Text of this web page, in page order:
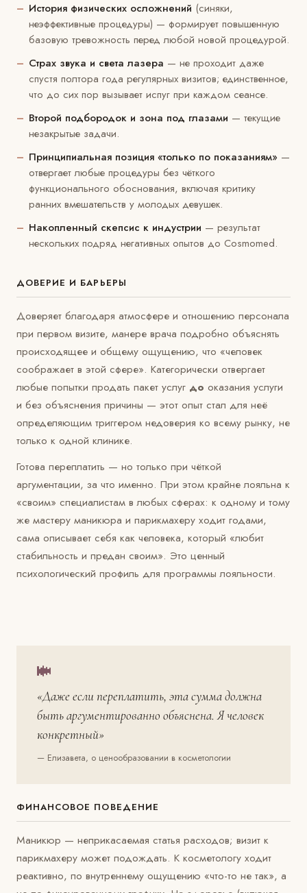
История физических осложнений (синяки,
неэффективные процедуры) — формирует повышенную
базовую тревожность перед любой новой процедурой.
Страх звука и света лазера — не проходит даже
спустя полтора года регулярных визитов; единственное,
что до сих пор вызывает испуг при каждом сеансе.
Второй подбородок и зона под глазами — текущие
незакрытые задачи.
Принципиальная позиция «только по показаниям» —
отвергает любые процедуры без чёткого
функционального обоснования, включая критику
ранних вмешательств у молодых девушек.
Накопленный скепсис к индустрии — результат
нескольких подряд негативных опытов до Cosmomed.
ДОВЕРИЕ И БАРЬЕРЫ
Доверяет благодаря атмосфере и отношению персонала
при первом визите, манере врача подробно объяснять
происходящее и общему ощущению, что «человек
соображает в этой сфере». Категорически отвергает
любые попытки продать пакет услуг до оказания услуги
и без объяснения причины — этот опыт стал для неё
определяющим триггером недоверия ко всему рынку, не
только к одной клинике.
Готова переплатить — но только при чёткой
аргументации, за что именно. При этом крайне лояльна к
«своим» специалистам в любых сферах: к одному и тому
же мастеру маникюра и парикмахеру ходит годами,
сама описывает себя как человека, который «любит
стабильность и предан своим». Это ценный
психологический профиль для программы лояльности.
«Даже если переплатить, эта сумма должна
быть аргументированно объяснена. Я человек
конкретный»
— Елизавета, о ценообразовании в косметологии
ФИНАНСОВОЕ ПОВЕДЕНИЕ
Маникюр — неприкасаемая статья расходов; визит к
парикмахеру может подождать. К косметологу ходит
реактивно, по внутреннему ощущению «что-то не так», а